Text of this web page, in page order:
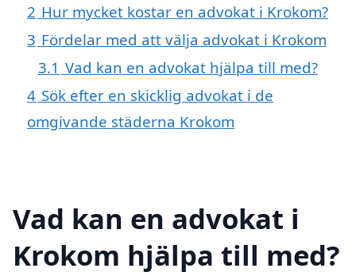
2 Hur mycket kostar en advokat i Krokom?
3 Fördelar med att välja advokat i Krokom
3.1 Vad kan en advokat hjälpa till med?
4 Sök efter en skicklig advokat i de
omgivande städerna Krokom
Vad kan en advokat i
Krokom hjälpa till med?